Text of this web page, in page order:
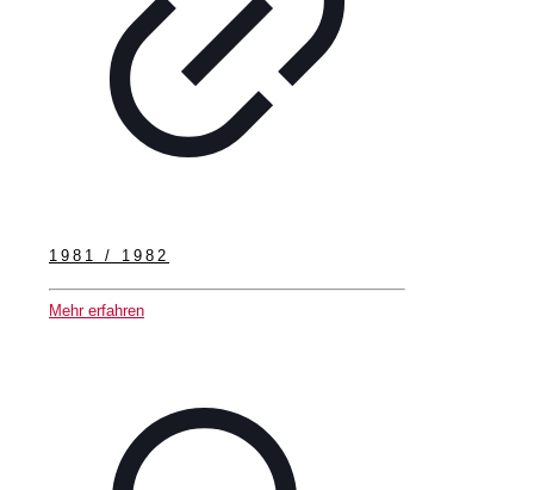
1981 / 1982
Mehr erfahren